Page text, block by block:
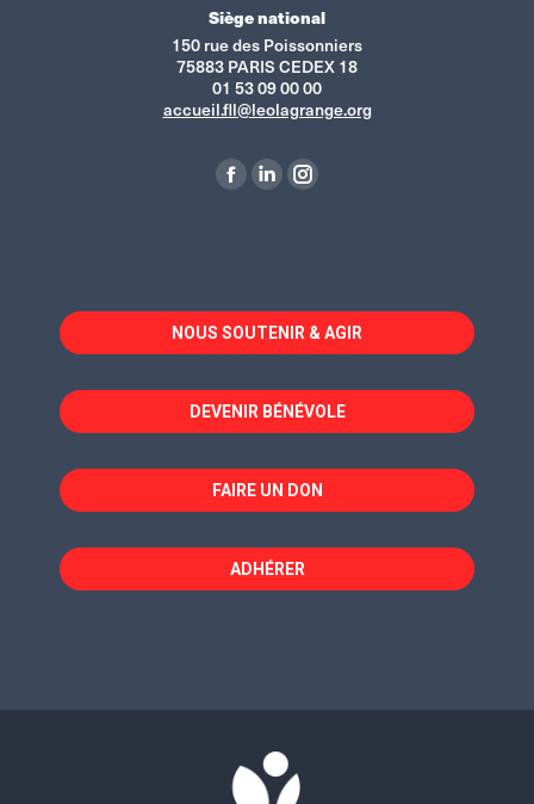
Siège national
150 rue des Poissonniers
75883 PARIS CEDEX 18
01 53 09 00 00
accueil.fll@leolagrange.org
La
dans
une
fenêtre
La
dans
une
fenêtre
La
dans
une
fenêtre
NOUS SOUTENIR & AGIR
DEVENIR BÉNÉVOLE
FAIRE UN DON
ADHÉRER